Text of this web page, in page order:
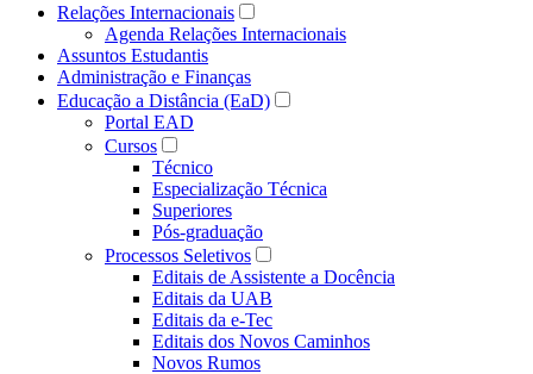
Relações Internacionais
Agenda Relações Internacionais
Assuntos Estudantis
Administração e Finanças
Educação a Distância (EaD)
Portal EAD
Cursos
Técnico
Especialização Técnica
Superiores
Pós-graduação
Processos Seletivos
Editais de Assistente a Docência
Editais da UAB
Editais da e-Tec
Editais dos Novos Caminhos
Novos Rumos